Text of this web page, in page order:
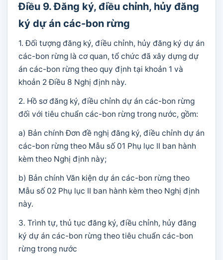
Điều 9. Đăng ký, điều chỉnh, hủy đăng
ký dự án các-bon rừng
1. Đối tượng đăng ký, điều chỉnh, hủy đăng ký dự án
các-bon rừng là cơ quan, tổ chức đã xây dựng dự
án các-bon rừng theo quy định tại khoản 1 và
khoản 2 Điều 8 Nghị định này.
2. Hồ sơ đăng ký, điều chỉnh dự án các-bon rừng
đối với tiêu chuẩn các-bon rừng trong nước, gồm:
a) Bản chính Đơn đề nghị đăng ký, điều chỉnh dự án
các-bon rừng theo Mẫu số 01 Phụ lục II ban hành
kèm theo Nghị định này;
b) Bản chính Văn kiện dự án các-bon rừng theo
Mẫu số 02 Phụ lục II ban hành kèm theo Nghị định
này.
3. Trình tự, thủ tục đăng ký, điều chỉnh, hủy đăng
ký dự án các-bon rừng theo tiêu chuẩn các-bon
rừng trong nước